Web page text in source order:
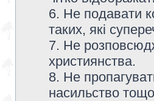
6. Не подавати
таких, які
7. Не
християнства.
8. Не
насильство